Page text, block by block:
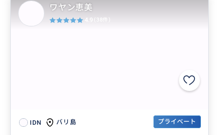
IDN バリ島 プライベート
ワヤン恵美
4.9 (38件)